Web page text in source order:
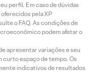
perfil. Em caso de dúvidas
pela XP
o FAQ. As condições de
podem afetar o
apresentar variações e seu
curto espaço de tempo. Os
indicativos de resultados